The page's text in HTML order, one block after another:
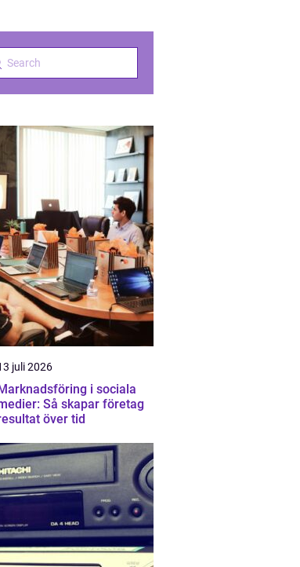
juli 2026
i sociala
Så skapar företag
över tid